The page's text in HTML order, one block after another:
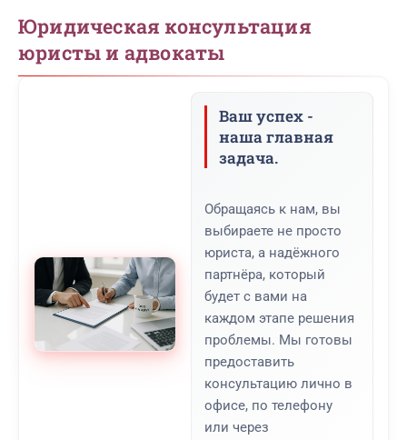
Юридическая консультация
юристы и адвокаты
Ваш успех -
наша главная
задача.
Обращаясь к нам, вы
выбираете не просто
юриста, а надёжного
партнёра, который
будет с вами на
каждом этапе решения
проблемы. Мы готовы
предоставить
консультацию лично в
офисе, по телефону
или через